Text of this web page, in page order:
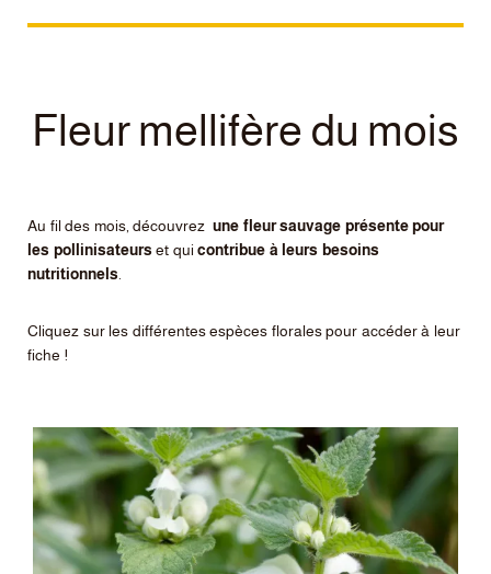
Fleur mellifère du mois
Au fil des mois, découvrez une fleur sauvage présente pour
les pollinisateurset qui contribue à leurs besoins
nutritionnels
Cliquez sur les différentes espèces florales pour accéder à leur
fiche !